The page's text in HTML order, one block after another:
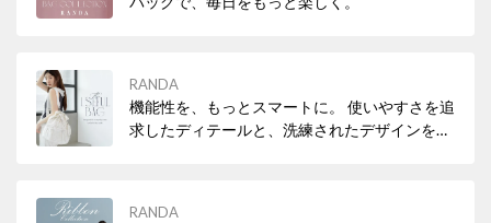
RANDA
機能性を、もっとスマートに。 使いやすさを追
求したディテールと、洗練されたデザインを兼
RANDA